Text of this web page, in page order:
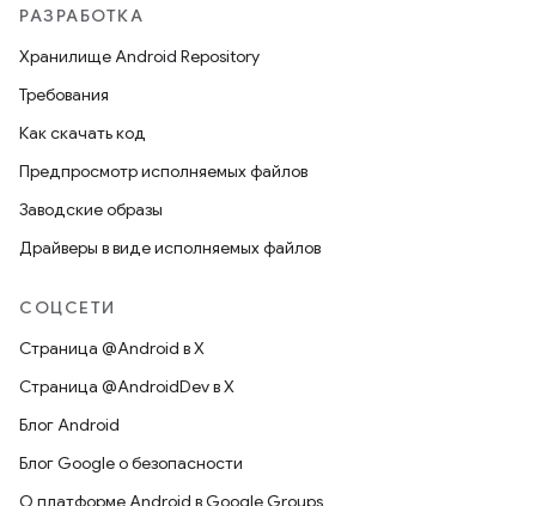
РАЗРАБОТКА
Хранилище Android Repository
Требования
Как скачать код
Предпросмотр исполняемых файлов
Заводские образы
Драйверы в виде исполняемых файлов
СОЦСЕТИ
Страница @Android в X
Страница @AndroidDev в X
Блог Android
Блог Google о безопасности
О платформе Android в Google Groups